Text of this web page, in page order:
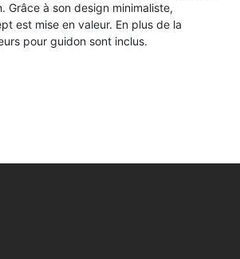
Grâce à son design minimaliste,
est mise en valeur. En plus de la
pour guidon sont inclus.